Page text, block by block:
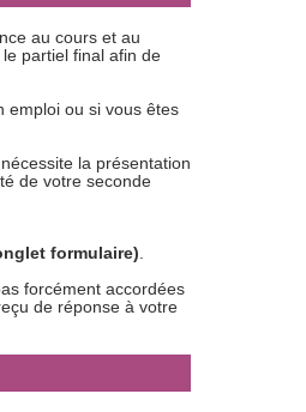
au cours et au
partiel final afin de
emploi ou si vous êtes
la présentation
de votre seconde
formulaire).
forcément accordées
de réponse à votre